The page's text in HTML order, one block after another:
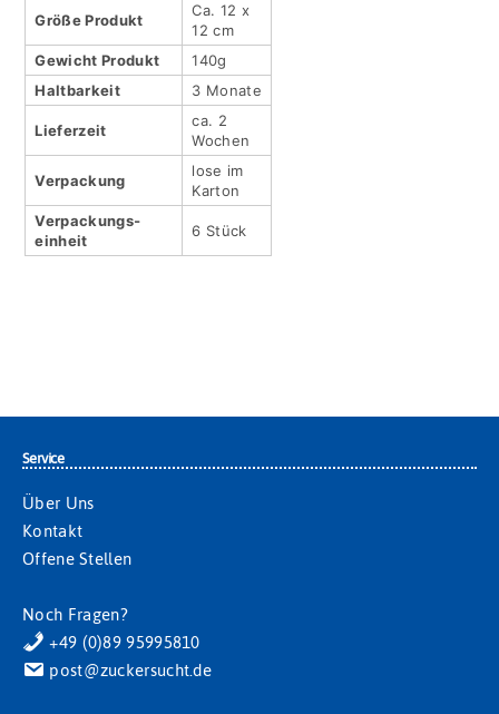
Größe Produkt
Ca. 12 x
12 cm
Gewicht Produkt
140g
Haltbar­keit
3 Monate
Lieferzeit
ca. 2
Wochen
Verpackung
lose im
Karton
Verpackungs­
einheit
6 Stück
Service
Über Uns
Kontakt
Offene Stellen
Noch Fragen?
+49 (0)89 95995810
post@zuckersucht.de